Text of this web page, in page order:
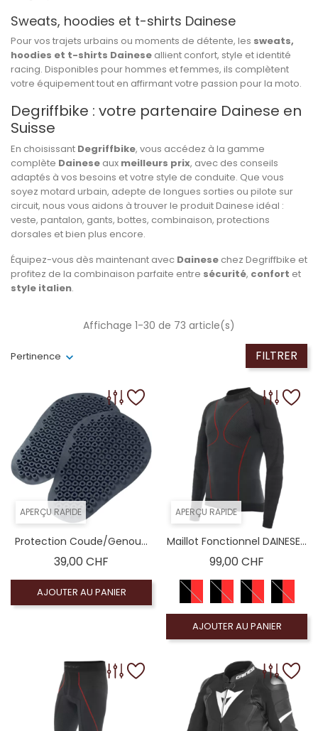
Sweats, hoodies et t-shirts Dainese
Pour vos trajets urbains ou moments de détente, les sweats,
hoodies et t-shirts Dainese allient confort, style et identité
racing. Disponibles pour hommes et femmes, ils complètent
votre équipement tout en affirmant votre passion pour la moto.
Degriffbike : votre partenaire Dainese en
Suisse
En choisissant Degriffbike, vous accédez à la gamme
complète Dainese aux meilleurs prix, avec des conseils
adaptés à vos besoins et votre style de conduite. Que vous
soyez motard urbain, adepte de longues sorties ou pilote sur
circuit, nous vous aidons à trouver le produit Dainese idéal :
veste, pantalon, gants, bottes, combinaison, protections
dorsales et bien plus encore.
Équipez-vous dès maintenant avec Dainese chez Degriffbike et
profitez de la combinaison parfaite entre sécurité, confort et
style italien.
Pertinence FILTRER
Affichage 1-30 de 73 article(s)
APERÇU RAPIDE
Protection Coude/genou...
39,00 CHF
AJOUTER AU PANIER
APERÇU RAPIDE
Maillot Fonctionnel DAINESE...
99,00 CHF
AJOUTER AU PANIER